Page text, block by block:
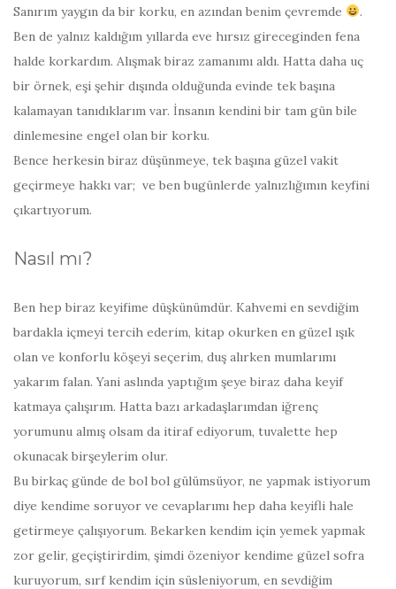
Sanırım yaygın da bir korku, en azından benim çevremde
.
Ben de yalnız kaldığım yıllarda eve hırsız gireceginden fena
halde korkardım. Alışmak biraz zamanımı aldı. Hatta daha uç
bir örnek, eşi şehir dışında olduğunda evinde tek başına
kalamayan tanıdıklarım var. İnsanın kendini bir tam gün bile
dinlemesine engel olan bir korku.
Bence herkesin biraz düşünmeye, tek başına güzel vakit
geçirmeye hakkı var; ve ben bugünlerde yalnızlığımın keyfini
çıkartıyorum.
Nasıl mı?
Ben hep biraz keyifime düşkünümdür. Kahvemi en sevdiğim
bardakla içmeyi tercih ederim, kitap okurken en güzel ışık
olan ve konforlu köşeyi seçerim, duş alırken mumlarımı
yakarım falan. Yani aslında yaptığım şeye biraz daha keyif
katmaya çalışırım. Hatta bazı arkadaşlarımdan iğrenç
yorumunu almış olsam da itiraf ediyorum, tuvalette hep
okunacak birşeylerim olur.
Bu birkaç günde de bol bol gülümsüyor, ne yapmak istiyorum
diye kendime soruyor ve cevaplarımı hep daha keyifli hale
getirmeye çalışıyorum. Bekarken kendim için yemek yapmak
zor gelir, geçiştirirdim, şimdi özeniyor kendime güzel sofra
kuruyorum, sırf kendim için süsleniyorum, en sevdiğim